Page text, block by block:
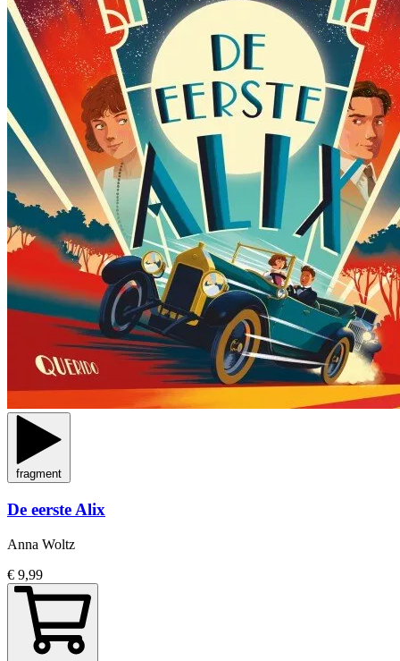
fragment
De eerste Alix
Anna Woltz
€ 9,99